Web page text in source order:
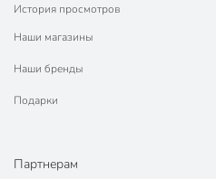
История просмотров
Наши магазины
Наши бренды
Подарки
Партнерам